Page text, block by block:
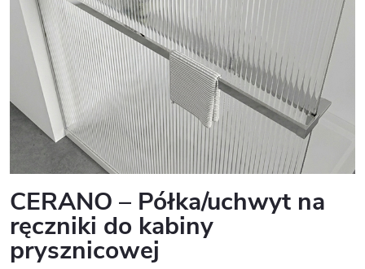
CERANO – Półka/uchwyt na
ręczniki do kabiny
prysznicowej